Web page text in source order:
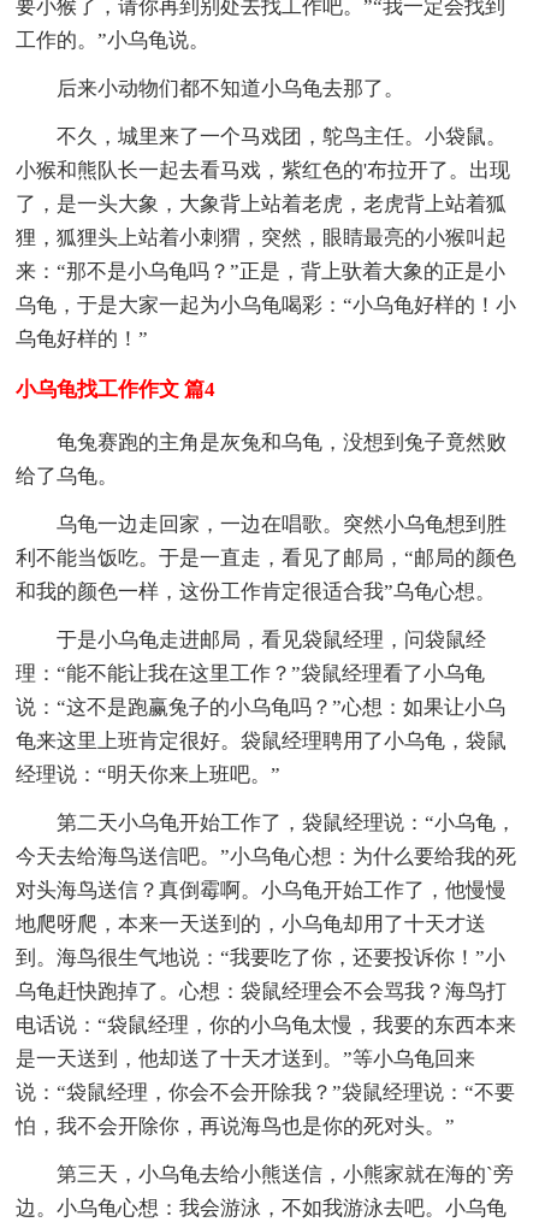
要小猴了，请你再到别处去找工作吧。”“我一定会找到
工作的。”小乌龟说。
后来小动物们都不知道小乌龟去那了。
不久，城里来了一个马戏团，鸵鸟主任。小袋鼠。
小猴和熊队长一起去看马戏，紫红色的'布拉开了。出现
了，是一头大象，大象背上站着老虎，老虎背上站着狐
狸，狐狸头上站着小刺猬，突然，眼睛最亮的小猴叫起
来：“那不是小乌龟吗？”正是，背上驮着大象的正是小
乌龟，于是大家一起为小乌龟喝彩：“小乌龟好样的！小
乌龟好样的！”
小乌龟找工作作文 篇4
龟兔赛跑的主角是灰兔和乌龟，没想到兔子竟然败
给了乌龟。
乌龟一边走回家，一边在唱歌。突然小乌龟想到胜
利不能当饭吃。于是一直走，看见了邮局，“邮局的颜色
和我的颜色一样，这份工作肯定很适合我”乌龟心想。
于是小乌龟走进邮局，看见袋鼠经理，问袋鼠经
理：“能不能让我在这里工作？”袋鼠经理看了小乌龟
说：“这不是跑赢兔子的小乌龟吗？”心想：如果让小乌
龟来这里上班肯定很好。袋鼠经理聘用了小乌龟，袋鼠
经理说：“明天你来上班吧。”
第二天小乌龟开始工作了，袋鼠经理说：“小乌龟，
今天去给海鸟送信吧。”小乌龟心想：为什么要给我的死
对头海鸟送信？真倒霉啊。小乌龟开始工作了，他慢慢
地爬呀爬，本来一天送到的，小乌龟却用了十天才送
到。海鸟很生气地说：“我要吃了你，还要投诉你！”小
乌龟赶快跑掉了。心想：袋鼠经理会不会骂我？海鸟打
电话说：“袋鼠经理，你的小乌龟太慢，我要的东西本来
是一天送到，他却送了十天才送到。”等小乌龟回来
说：“袋鼠经理，你会不会开除我？”袋鼠经理说：“不要
怕，我不会开除你，再说海鸟也是你的死对头。”
第三天，小乌龟去给小熊送信，小熊家就在海的`旁
边。小乌龟心想：我会游泳，不如我游泳去吧。小乌龟